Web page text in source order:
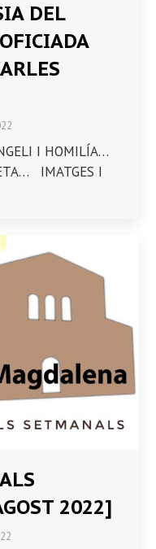
DEL
I HOMILÍA…
IMATGES I
2022]